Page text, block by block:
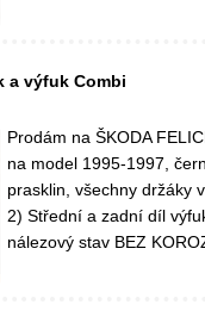
a výfuk Combi
Prodám na ŠKODA
na model 1995-1997,
prasklin, všechny držáky
2) Střední a zadní díl
nálezový stav BEZ